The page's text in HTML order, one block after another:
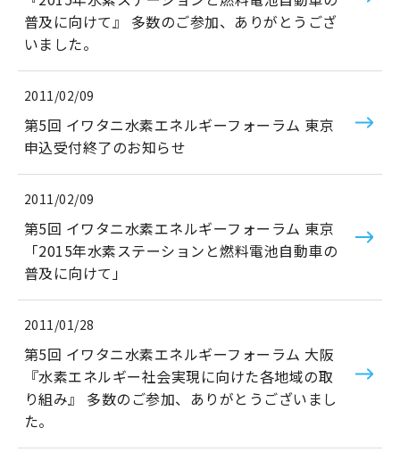
普及に向けて』 多数のご参加、ありがとうござ
いました。
2011/02/09
第5回 イワタニ水素エネルギーフォーラム 東京
申込受付終了のお知らせ
2011/02/09
第5回 イワタニ水素エネルギーフォーラム 東京
「2015年水素ステーションと燃料電池自動車の
普及に向けて」
2011/01/28
第5回 イワタニ水素エネルギーフォーラム 大阪
『水素エネルギー社会実現に向けた各地域の取
り組み』 多数のご参加、ありがとうございまし
た。